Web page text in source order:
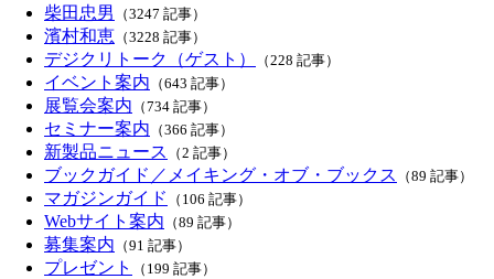
柴田忠男 （3247 記事）
濱村和恵 （3228 記事）
デジクリトーク（ゲスト） （228 記事）
イベント案内 （643 記事）
展覧会案内 （734 記事）
セミナー案内 （366 記事）
新製品ニュース （2 記事）
ブックガイド／メイキング・オブ・ブックス （89 記事）
マガジンガイド （106 記事）
Webサイト案内 （89 記事）
募集案内 （91 記事）
プレゼント （199 記事）